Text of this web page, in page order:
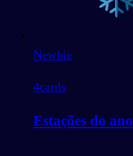
Newbie
4cards
Estações do ano